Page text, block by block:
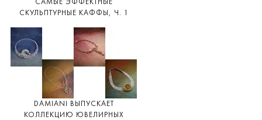
САМЫЕ ЭФФЕКТНЫЕ
СКУЛЬПТУРНЫЕ КАФФЫ, Ч. 1
DAMIANI ВЫПУСКАЕТ
КОЛЛЕКЦИЮ ЮВЕЛИРНЫХ